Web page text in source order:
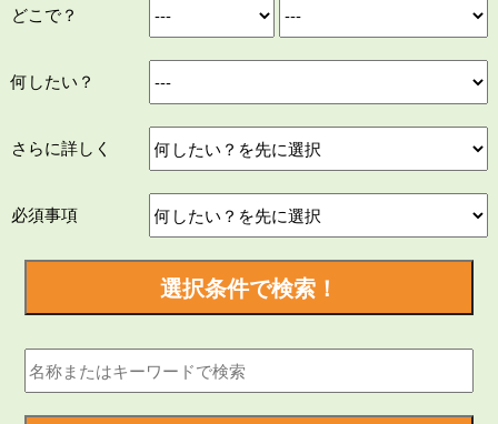
どこで？
何したい？
さらに詳しく
必須事項
選択条件で検索！